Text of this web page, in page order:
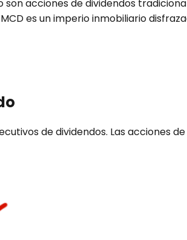
son acciones de dividendos
es un imperio inmobiliario
de dividendos. Las acciones